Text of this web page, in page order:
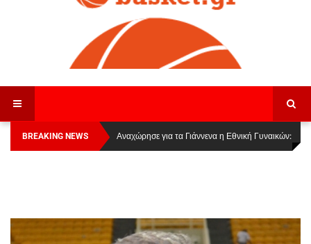
BREAKING NEWS
Οι Πάνθηρες Καβάλας στην Women Basketball
League 1
Αναχώρησε για τα Γιάννενα η Εθνική Γυναικών: